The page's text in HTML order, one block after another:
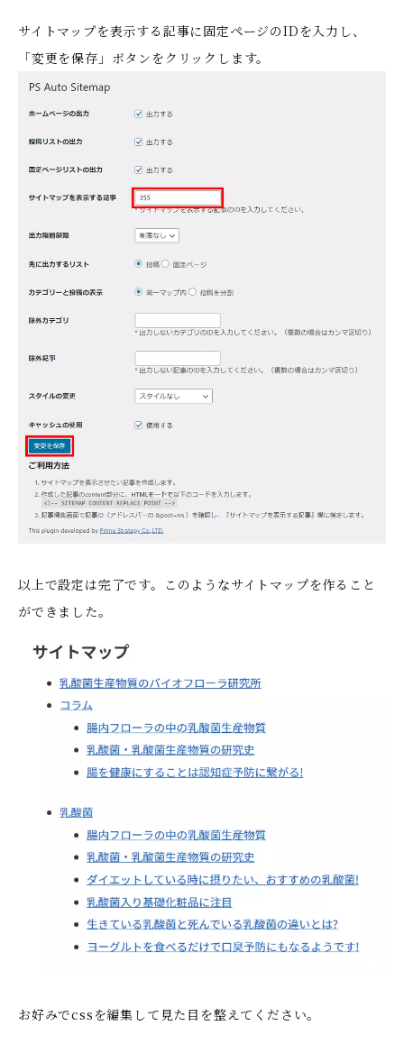
サイトマップを表示する記事に固定ページのIDを入力し、
「変更を保存」ボタンをクリックします。
以上で設定は完了です。このようなサイトマップを作ること
ができました。
お好みでcssを編集して見た目を整えてください。